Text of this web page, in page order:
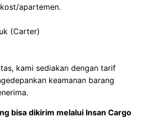
apartemen.
(Carter)
kami sediakan dengan tarif
keamanan barang
bisa dikirim melalui Insan Cargo